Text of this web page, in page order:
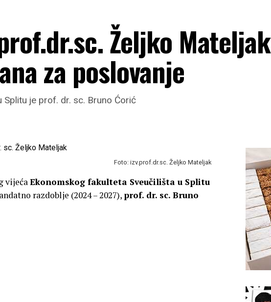
Željko Mateljak
za poslovanje
je prof. dr. sc. Bruno Ćorić
Foto: izv.prof.dr.sc. Željko Mateljak
vijećaEkonomskog fakulteta Sveučilišta u Splitu
razdoblje (2024 – 2027), prof. dr. sc. Bruno